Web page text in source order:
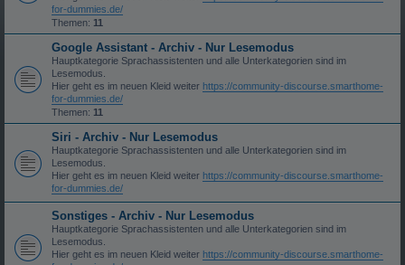
for-dummies.de/
Themen: 11
Google Assistant - Archiv - Nur Lesemodus
Hauptkategorie Sprachassistenten und alle Unterkategorien sind im
Lesemodus.
Hier geht es im neuen Kleid weiter https://community-discourse.smarthome-
for-dummies.de/
Themen: 11
Siri - Archiv - Nur Lesemodus
Hauptkategorie Sprachassistenten und alle Unterkategorien sind im
Lesemodus.
Hier geht es im neuen Kleid weiter https://community-discourse.smarthome-
for-dummies.de/
Sonstiges - Archiv - Nur Lesemodus
Hauptkategorie Sprachassistenten und alle Unterkategorien sind im
Lesemodus.
Hier geht es im neuen Kleid weiter https://community-discourse.smarthome-